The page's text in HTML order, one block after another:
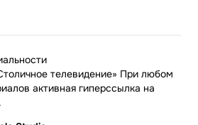
телевидение» При любом
активная гиперссылка на